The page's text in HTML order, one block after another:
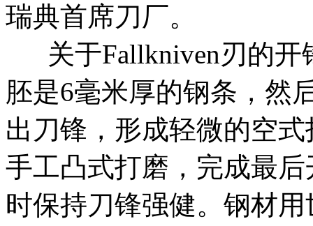
瑞典首席刀厂。
关于Fallkniven刃的开
胚是6毫米厚的钢条，然
出刀锋，形成轻微的空
手工凸式打磨，完成最
时保持刀锋强健。钢材